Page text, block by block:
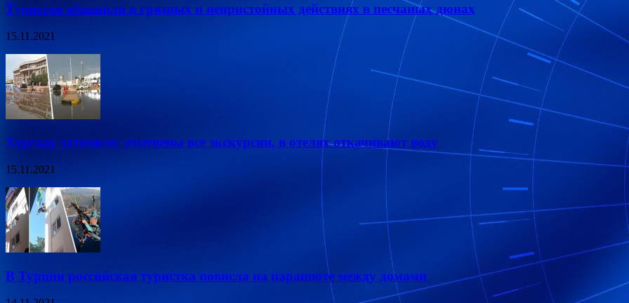
Туристов обвинили в грязных и непристойных действиях в песчаных дюнах
15.11.2021
Хургаду затопило: отменены все экскурсии, в отелях откачивают воду
15.11.2021
В Турции российская туристка повисла на парашюте между домами